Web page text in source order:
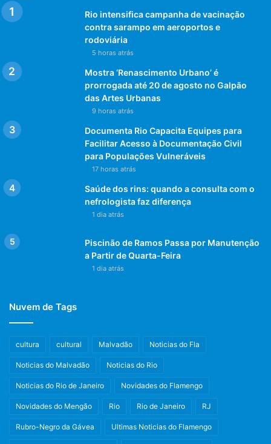
Rio intensifica campanha de vacinação
contra sarampo em aeroportos e
rodoviária
5 horas atrás
Mostra ‘Renascimento Urbano’ é
prorrogada até 20 de agosto no Galpão
das Artes Urbanas
9 horas atrás
Documenta Rio Capacita Equipes para
Facilitar Acesso à Documentação Civil
para Populações Vulneráveis
17 horas atrás
Saúde dos rins: quando a consulta com o
nefrologista faz diferença
1 dia atrás
Piscinão de Ramos Passa por Manutenção
a Partir de Quarta-Feira
1 dia atrás
Nuvem de Tags
cultura cultural Malvadão Noticias do Fla
Noticias do Malvadão Noticias do Rio
Noticias do Rio de Janeiro Novidades do Flamengo
Novidades do Mengão Rio Rio de Janeiro RJ
Rubro-Negro da Gávea Ultimas Noticias do Flamengo